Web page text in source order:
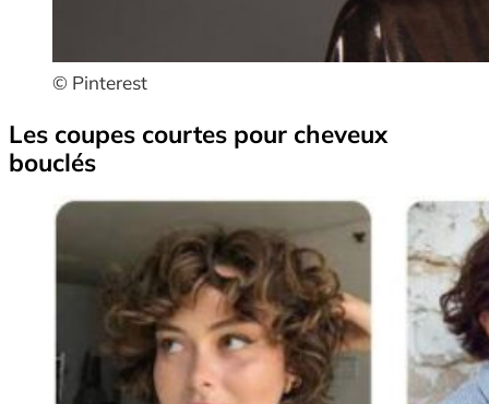
© Pinterest
Les coupes courtes pour cheveux
bouclés